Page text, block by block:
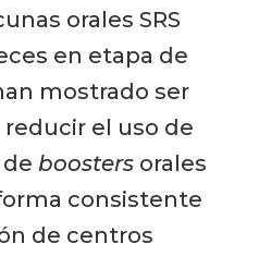
orales SRS
en etapa de
mostrado ser
el uso de
boostersorales
consistente
de centros